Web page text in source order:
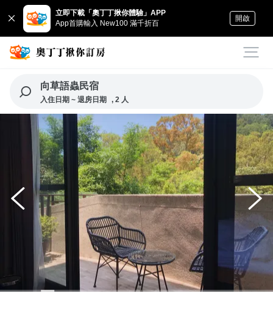
立即下載「奧丁丁揪你體驗」APP
App首購輸入 New100 滿千折百
開啟
向草語蟲民宿
入住日期 ~ 退房日期 , 2 人